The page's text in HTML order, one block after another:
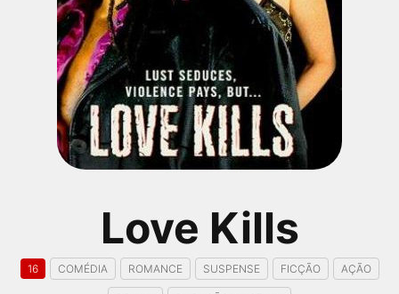
Love Kills
16 COMÉDIA ROMANCE SUSPENSE FICÇÃO AÇÃO
FilmesNoCinema.com.br
é o maior localizador de filmes e
sessões de cinema no Brasil. Através dele, você pode
encontrar os filmes no cinema mais próximos a você ou a
qualquer cidade em território brasileiro. Você pode também
acessar informações sobre cinemas, horários, assistir aos
trailers e muito mais.